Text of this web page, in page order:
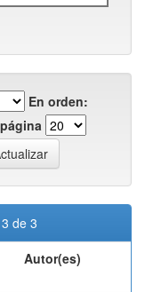
En orden:
de 3
Autor(es)